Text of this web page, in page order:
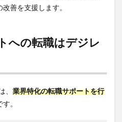
善を支援します。
への転職はデジレ
、 業界特化の転職サポートを行
。